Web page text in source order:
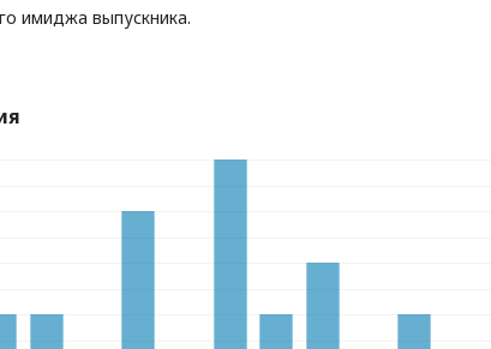
имиджа выпускника.